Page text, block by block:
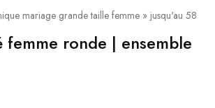
mariage grande taille femme » jusqu'au 58
femme ronde | ensemble